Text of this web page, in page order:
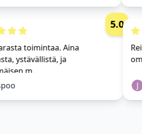
parasta toimintaa. Aina
ystävällistä, ja
m...
Espoo
5.0